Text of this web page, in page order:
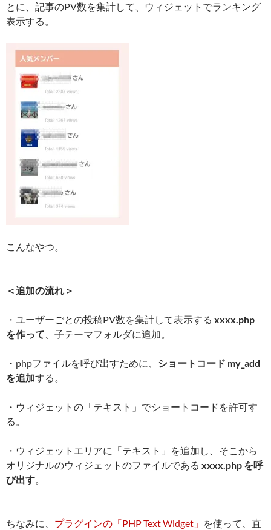
とに、記事のPV数を集計して、ウィジェットでランキング
表示する。
こんなやつ。
＜追加の流れ＞
・ユーザーごとの投稿PV数を集計して表示する xxxx.php
を作って 、子テーマフォルダに追加。
・phpファイルを呼び出すために、 ショートコード my_add
を追加する。
・ウィジェットの「テキスト」でショートコードを許可す
る。
・ウィジェットエリアに「テキスト」を追加し、そこから
オリジナルのウィジェットのファイルである xxxx.php を呼
び出す。
ちなみに、 プラグインの「PHP Text Widget」 を使って、直